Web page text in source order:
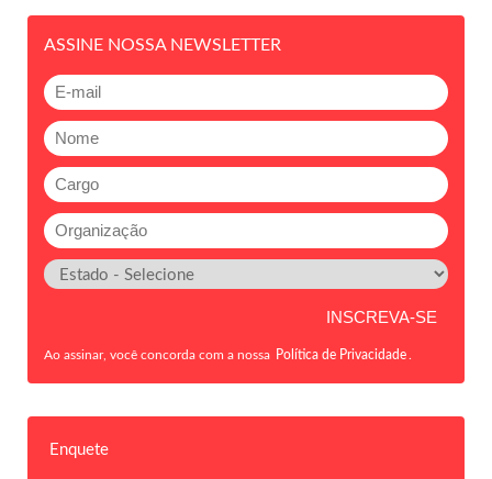
ASSINE NOSSA NEWSLETTER
Ao assinar, você concorda com a nossa Política de Privacidade
Enquete